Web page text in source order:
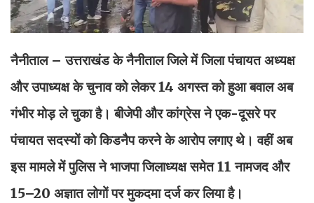
नैनीताल – उत्तराखंड के नैनीताल जिले में जिला पंचायत अध्यक्ष
और उपाध्यक्ष के चुनाव को लेकर 14 अगस्त को हुआ बवाल अब
गंभीर मोड़ ले चुका है। बीजेपी और कांग्रेस ने एक-दूसरे पर
पंचायत सदस्यों को किडनैप करने के आरोप लगाए थे। वहीं अब
इस मामले में पुलिस ने भाजपा जिलाध्यक्ष समेत 11 नामजद और
15–20 अज्ञात लोगों पर मुकदमा दर्ज कर लिया है।